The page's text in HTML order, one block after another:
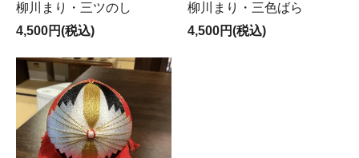
柳川まり・三ツのし
4,500円(税込)
柳川まり・三色ばら
4,500円(税込)